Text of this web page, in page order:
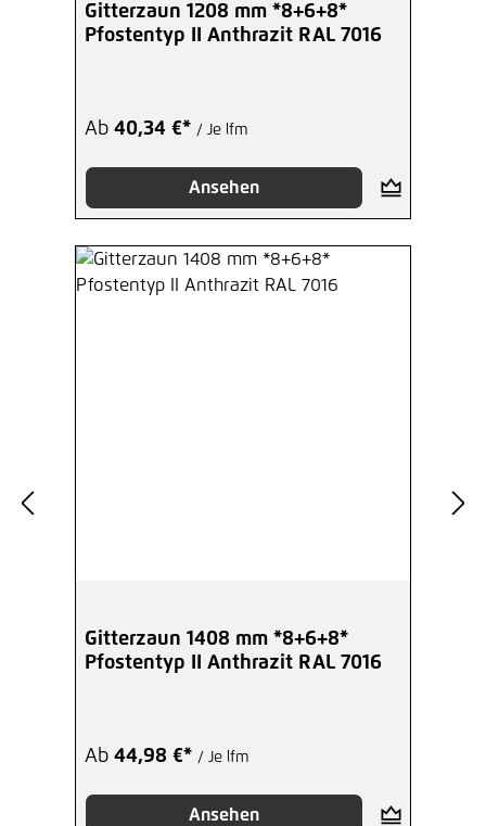
Gitterzaun 1208 mm *8+6+8*
Pfostentyp II Anthrazit RAL 7016
Ab 40,34 €* / Je lfm
Ansehen
Gitterzaun 1408 mm *8+6+8*
Pfostentyp II Anthrazit RAL 7016
Ab 44,98 €* / Je lfm
Ansehen